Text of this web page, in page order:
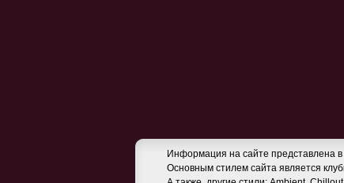
Информация на сайте представлена
Основным стилем сайта является